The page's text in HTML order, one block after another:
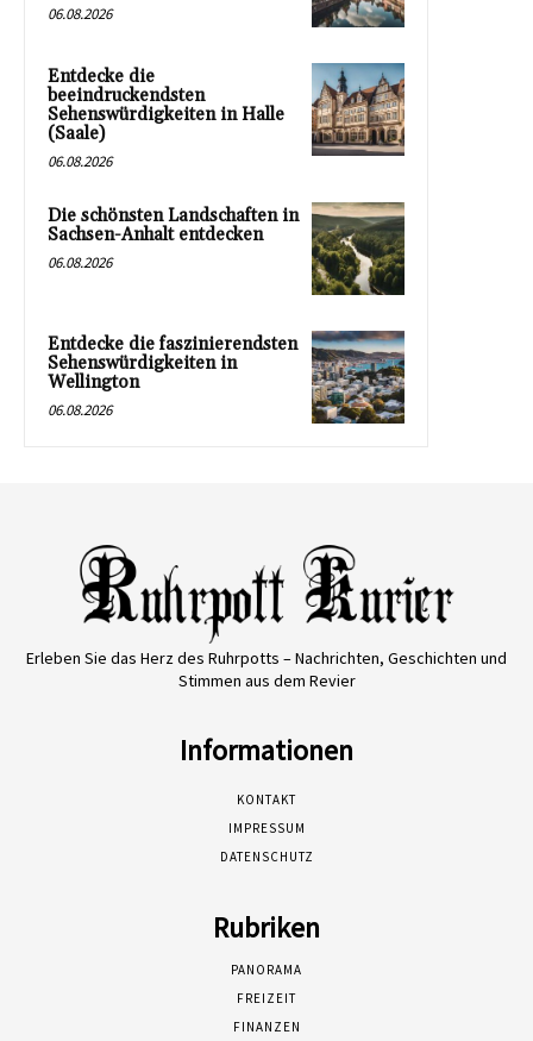
06.08.2026
Entdecke die
beeindruckendsten
Sehenswürdigkeiten in Halle
(Saale)
06.08.2026
Die schönsten Landschaften in
Sachsen-Anhalt entdecken
06.08.2026
Entdecke die faszinierendsten
Sehenswürdigkeiten in
Wellington
06.08.2026
Erleben Sie das Herz des Ruhrpotts – Nachrichten, Geschichten und
Stimmen aus dem Revier
Informationen
KONTAKT
IMPRESSUM
DATENSCHUTZ
Rubriken
PANORAMA
FREIZEIT
FINANZEN